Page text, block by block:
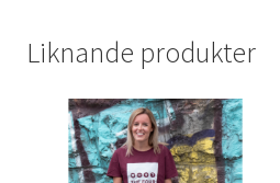
Liknande produkter